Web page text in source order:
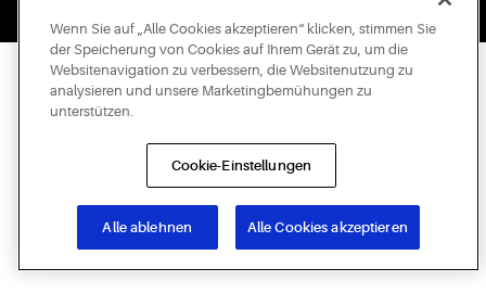
Wenn Sie auf „Alle Cookies akzeptieren“ klicken, stimmen Sie
der Speicherung von Cookies auf Ihrem Gerät zu, um die
Websitenavigation zu verbessern, die Websitenutzung zu
analysieren und unsere Marketingbemühungen zu
unterstützen.
Cookie-Einstellungen
Alle ablehnen Alle Cookies akzeptieren